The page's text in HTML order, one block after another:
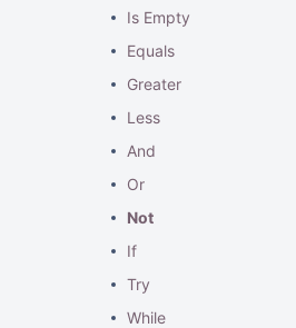
Is Empty
Equals
Greater
Less
And
Or
Not
If
Try
While